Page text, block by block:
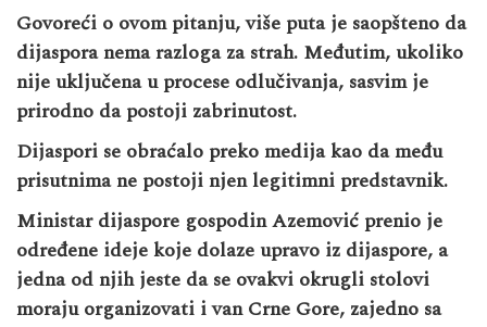
Govoreći o ovom pitanju, više puta je saopšteno da
dijaspora nema razloga za strah. Međutim, ukoliko
nije uključena u procese odlučivanja, sasvim je
prirodno da postoji zabrinutost.
Dijaspori se obraćalo preko medija kao da među
prisutnima ne postoji njen legitimni predstavnik.
Ministar dijaspore gospodin Azemović prenio je
određene ideje koje dolaze upravo iz dijaspore, a
jedna od njih jeste da se ovakvi okrugli stolovi
moraju organizovati i van Crne Gore, zajedno sa